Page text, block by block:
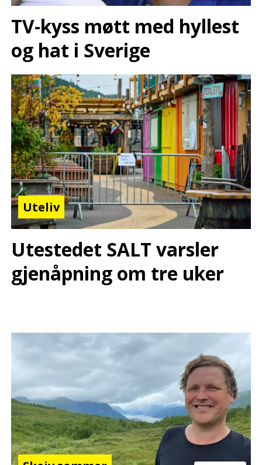
TV-kyss møtt med hyllest
og hat i Sverige
Uteliv
Utestedet SALT varsler
gjenåpning om tre uker